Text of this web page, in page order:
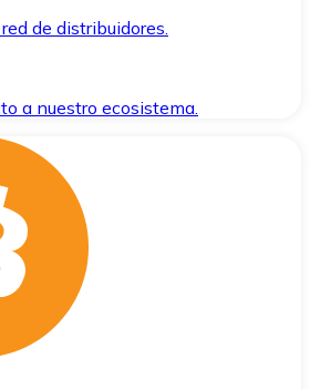
de distribuidores.
a nuestro ecosistema.